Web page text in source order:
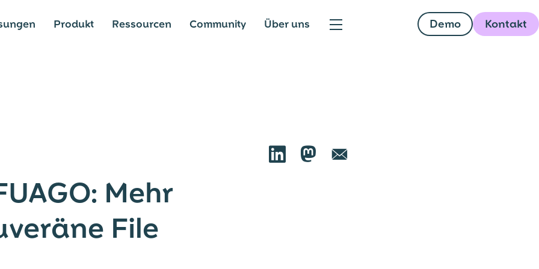
Produkt Ressourcen Community Über uns Demo Kontakt
Mehr
File
 🦣︎ 📧︎